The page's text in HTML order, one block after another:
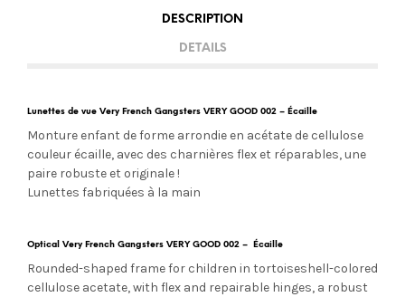
DESCRIPTION
DETAILS
Lunettes de vue Very French Gangsters VERY GOOD 002 – Écaille
Monture enfant de forme arrondie en acétate de cellulose
couleur écaille, avec des charnières flex et réparables, une
paire robuste et originale !
Lunettes fabriquées à la main
Optical Very French Gangsters VERY GOOD 002 – Écaille
Rounded-shaped frame for children in tortoiseshell-colored
cellulose acetate, with flex and repairable hinges, a robust